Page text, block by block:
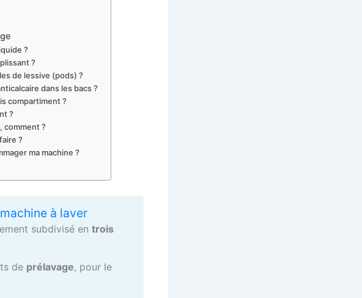
?
?
de lessive (pods) ?
dans les bacs ?
compartiment ?
?
comment ?
?
ma machine ?
à laver
subdivisé en trois
de prélavage, pour le